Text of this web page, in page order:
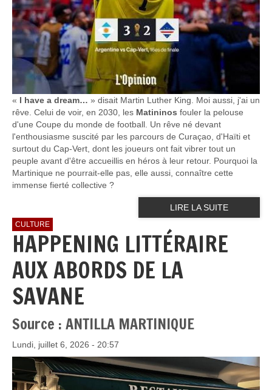
« I have a dream… » disait Martin Luther King. Moi aussi, j'ai un
rêve. Celui de voir, en 2030, les Matininos fouler la pelouse
d'une Coupe du monde de football. Un rêve né devant
l'enthousiasme suscité par les parcours de Curaçao, d'Haïti et
surtout du Cap-Vert, dont les joueurs ont fait vibrer tout un
peuple avant d'être accueillis en héros à leur retour. Pourquoi la
Martinique ne pourrait-elle pas, elle aussi, connaître cette
immense fierté collective ?
LIRE LA SUITE
CULTURE
HAPPENING LITTÉRAIRE
AUX ABORDS DE LA
SAVANE
Source : ANTILLA MARTINIQUE
Lundi, juillet 6, 2026 - 20:57